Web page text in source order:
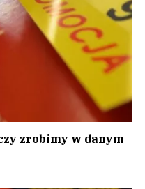
zrobimy w danym